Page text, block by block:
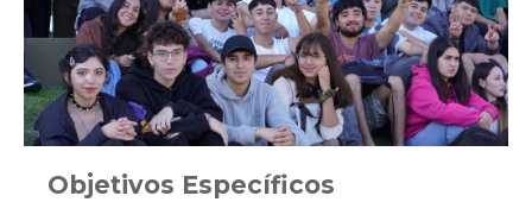
Objetivos Específicos